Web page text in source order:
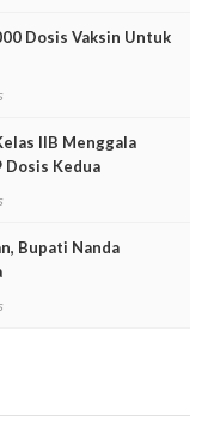
Dosis Vaksin Untuk
IIB Menggala
Dosis Kedua
Bupati Nanda